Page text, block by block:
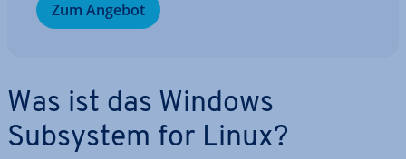
Zum Angebot
Was ist das Windows
Subsystem for Linux?